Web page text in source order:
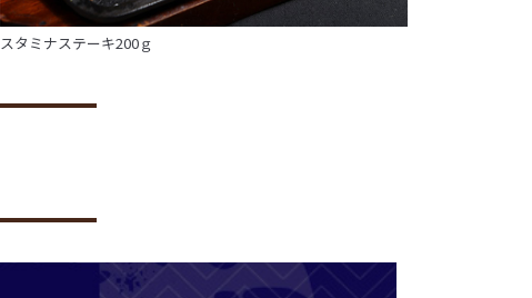
スタミナステーキ200ｇ